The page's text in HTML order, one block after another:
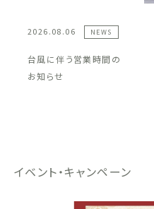
2026.08.06 NEWS
台風に伴う営業時間の
お知らせ
イベント・キャンペーン